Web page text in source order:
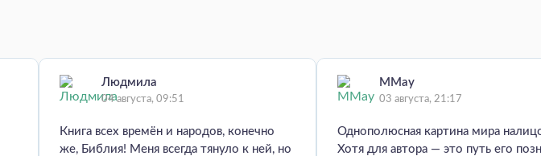
Людмила
04 августа, 09:51
Книга всех времён и народов, конечно
же, Библия! Меня всегда тянуло к ней, но
MMay
03 августа, 21:17
Однополюсная картина мира
Хотя для автора — это путь его